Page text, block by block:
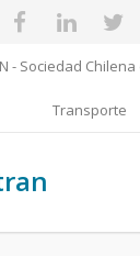
- Sociedad
Transporte